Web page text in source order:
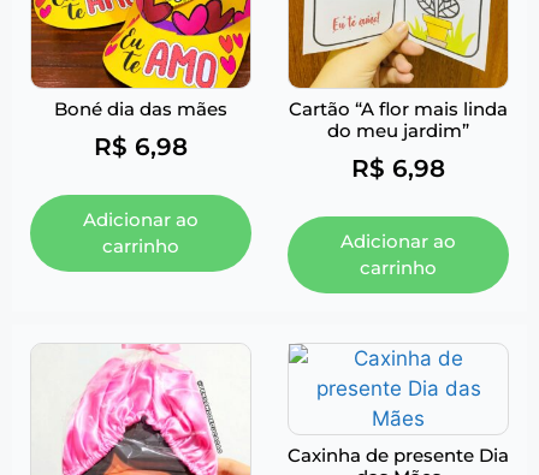
Boné dia das mães
R$ 6,98
Adicionar ao
carrinho
Cartão “A flor mais linda
do meu jardim”
R$ 6,98
Adicionar ao
carrinho
Caxinha de presente Dia